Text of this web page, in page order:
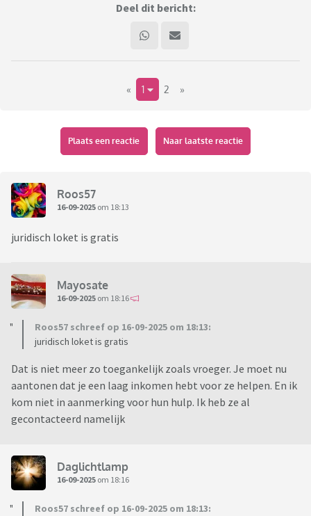
Deel dit bericht:
« 1 2 »
Plaats een reactie Naar laatste reactie
Roos57
16-09-2025 om 18:13
juridisch loket is gratis
Mayosate
16-09-2025 om 18:16
Roos57 schreef op 16-09-2025 om 18:13:
juridisch loket is gratis
Dat is niet meer zo toegankelijk zoals vroeger. Je moet nu
aantonen dat je een laag inkomen hebt voor ze helpen. En ik
kom niet in aanmerking voor hun hulp. Ik heb ze al
gecontacteerd namelijk
Daglichtlamp
16-09-2025 om 18:16
Roos57 schreef op 16-09-2025 om 18:13: